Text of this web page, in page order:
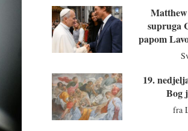
supruga
papom
19.
Bog
fra